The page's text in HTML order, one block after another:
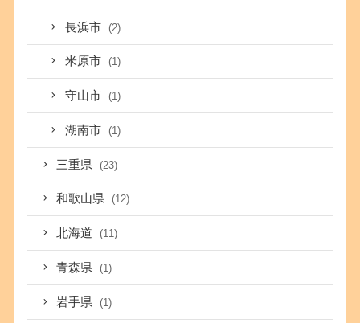
長浜市 (2)
米原市 (1)
守山市 (1)
湖南市 (1)
三重県 (23)
和歌山県 (12)
北海道 (11)
青森県 (1)
岩手県 (1)